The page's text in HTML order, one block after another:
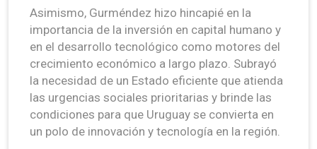
Asimismo, Gurméndez hizo hincapié en la
importancia de la inversión en capital humano y
en el desarrollo tecnológico como motores del
crecimiento económico a largo plazo. Subrayó
la necesidad de un Estado eficiente que atienda
las urgencias sociales prioritarias y brinde las
condiciones para que Uruguay se convierta en
un polo de innovación y tecnología en la región.